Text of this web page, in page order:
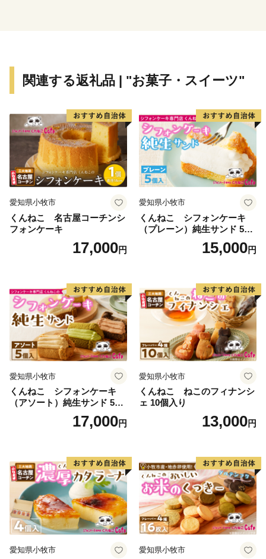
関連する返礼品 | "お菓子・スイーツ"
愛知県小牧市
くんねこ 名古屋コーチンシ
フォンケーキ
17,000円
愛知県小牧市
くんねこ シフォンケーキ
（プレーン）純生サンド 5個
15,000円
愛知県小牧市
くんねこ シフォンケーキ
（アソート）純生サンド 5個
17,000円
愛知県小牧市
くんねこ ねこのフィナンシ
ェ 10個入り
13,000円
愛知県小牧市 愛知県小牧市